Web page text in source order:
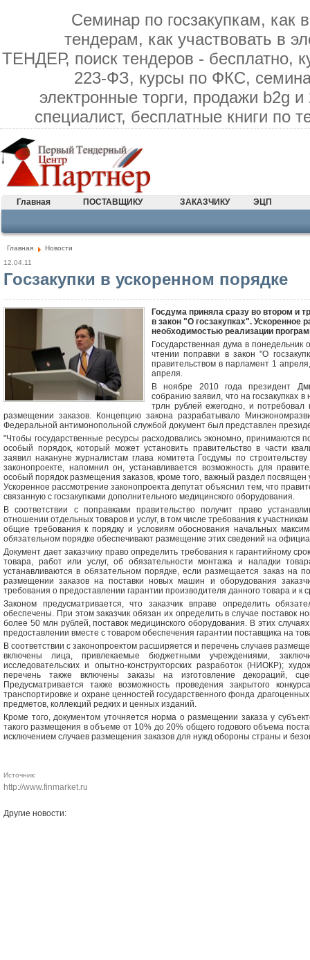
Семинар по госзакупкам, как
тендерам, как участвовать в
ТЕНДЕР, поиск тендеров - бесплатно,
223-ФЗ, курсы по ФКС,
электронные торги, продажи b2g
специалист, бесплатные книги
Главная ПОСТАВЩИКУ ЗАКАЗЧИКУ ЭЦП
Главная
Новости
12.04.11
Госзакупки в ускоренном порядке
Госдума приняла сразу во втором и
в закон "О госзакупках". Ускоренное
необходимостью реализации
Государственная дума в
чтении поправки в закон "О
правительством в парламент 1
апреля.
В ноябре 2010 года президент
собранию заявил, что на госзакупках
трлн рублей ежегодно, и
размещении заказов. Концепцию закона разрабатывало
Федеральной антимонопольной службой документ был представлен
"Чтобы государственные ресурсы расходовались экономно, принимаются
особый порядок, который может установить правительство в части
заявил накануне журналистам глава комитета Госдумы по
законопроекте, напомнил он, устанавливается возможность для
особый порядок размещения заказов, кроме того, важный раздел посвящен
Ускоренное рассмотрение законопроекта депутат объяснил тем, что
связанную с госзакупками дополнительного медицинского оборудования.
В соответствии с поправками правительство получит право
отношении отдельных товаров и услуг, в том числе требования к
общие требования к порядку и условиям обоснования начальных
обязательном порядке обеспечивают размещение этих сведений на
Документ дает заказчику право определить требования к гарантийному
товара, работ или услуг, об обязательности монтажа и наладки
устанавливаются в обязательном порядке, если размещается заказ на
размещении заказов на поставки новых машин и оборудования
требования о предоставлении гарантии производителя данного товара и к
Законом предусматривается, что заказчик вправе определить
обеспечены. При этом заказчик обязан их определить в случае поставок
более 50 млн рублей, поставок медицинского оборудования. В этих
предоставлении вместе с товаром обеспечения гарантии поставщика на
В соответствии с законопроектом расширяется и перечень случаев
включены лица, привлекаемые бюджетными учреждениями,
исследовательских и опытно-конструкторских разработок (НИОКР);
перечень также включены заказы на изготовление декораций,
Предусматривается также возможность проведения закрытого
транспортировке и охране ценностей государственного фонда
предметов, коллекций редких и ценных изданий.
Кроме того, документом уточняется норма о размещении заказа у
такого размещения в объеме от 10% до 20% общего годового объема
исключением случаев размещения заказов для нужд обороны страны и
Источник:
http://www.finmarket.ru
Другие новости: